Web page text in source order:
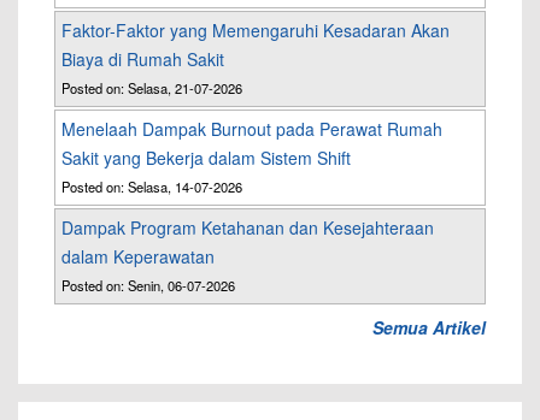
Faktor-Faktor yang Memengaruhi Kesadaran Akan
Biaya di Rumah Sakit
Posted on: Selasa, 21-07-2026
Menelaah Dampak Burnout pada Perawat Rumah
Sakit yang Bekerja dalam Sistem Shift
Posted on: Selasa, 14-07-2026
Dampak Program Ketahanan dan Kesejahteraan
dalam Keperawatan
Posted on: Senin, 06-07-2026
Semua Artikel